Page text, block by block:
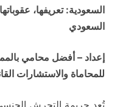
السعودية: تعريفها،
السعودي
إعداد – أفضل محامي
للمحاماة والاستشارات
تُعد جريمة التحرش